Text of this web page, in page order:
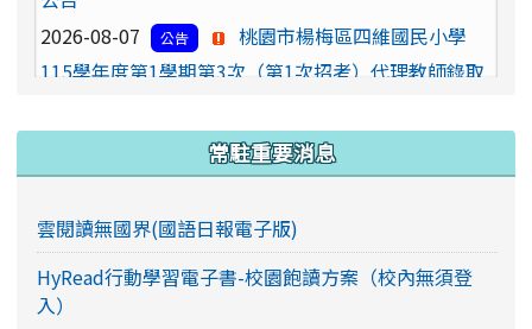
115學年度第1學期第3次（第1次招考）代理教師錄取
公告
2026-07-31
公告
桃園市楊梅區四維國民小學
2026-07-14
公告
（請9/11（五）前送人事室）
115學年度第1學期子女教育補助費，請備妥下列證件
於9月11日(五)前，逕送人事室憑辦
2026-08-10
公告
有關公務員及兼任行政職務教師
留職停薪期間赴陸應申請許可一案，請貴校(園)運用多
常駐重要消息
雲閱讀無國界(國語日報電子版)
HyRead行動學習電子書-校園飽讀方案（校內無須登
入）